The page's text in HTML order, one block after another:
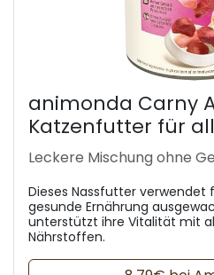
animonda Carny
Katzenfutter für
Leckere Mischung ohne
Dieses Nassfutter verwendet
gesunde Ernährung
unterstützt ihre Vitalität mit
Nährstoffen.